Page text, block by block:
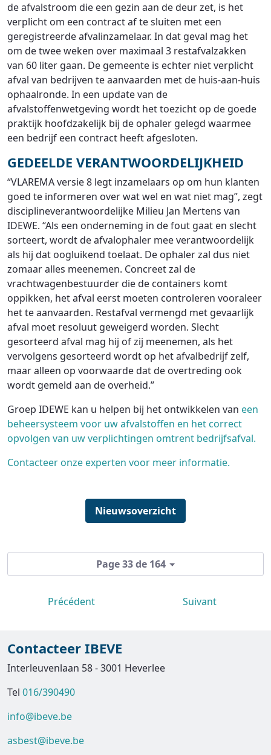
de afvalstroom die een gezin aan de deur zet, is het
verplicht om een contract af te sluiten met een
geregistreerde afvalinzamelaar. In dat geval mag het
om de twee weken over maximaal 3 restafvalzakken
van 60 liter gaan. De gemeente is echter niet verplicht
afval van bedrijven te aanvaarden met de huis-aan-huis
ophaalronde. In een update van de
afvalstoffenwetgeving wordt het toezicht op de goede
praktijk hoofdzakelijk bij de ophaler gelegd waarmee
een bedrijf een contract heeft afgesloten.
GEDEELDE VERANTWOORDELIJKHEID
“VLAREMA versie 8 legt inzamelaars op om hun klanten
goed te informeren over wat wel en wat niet mag”, zegt
disciplineverantwoordelijke Milieu Jan Mertens van
IDEWE. “Als een onderneming in de fout gaat en slecht
sorteert, wordt de afvalophaler mee verantwoordelijk
als hij dat oogluikend toelaat. De ophaler zal dus niet
zomaar alles meenemen. Concreet zal de
vrachtwagenbestuurder die de containers komt
oppikken, het afval eerst moeten controleren vooraleer
het te aanvaarden. Restafval vermengd met gevaarlijk
afval moet resoluut geweigerd worden. Slecht
gesorteerd afval mag hij of zij meenemen, als het
vervolgens gesorteerd wordt op het afvalbedrijf zelf,
maar alleen op voorwaarde dat de overtreding ook
wordt gemeld aan de overheid.”
Groep IDEWE kan u helpen bij het ontwikkelen van een
beheersysteem voor uw afvalstoffen en het correct
opvolgen van uw verplichtingen omtrent bedrijfsafval.
Contacteer onze experten voor meer informatie.
Nieuwsoverzicht
Page 33 de 164
Précédent Suivant
Contacteer IBEVE
Interleuvenlaan 58 - 3001 Heverlee
Tel 016/390490
info@ibeve.be
asbest@ibeve.be